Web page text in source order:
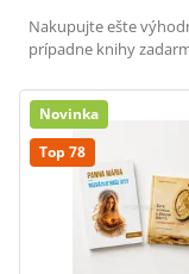
Nakupujte ešte
prípadne knihy
Novinka
Top 78